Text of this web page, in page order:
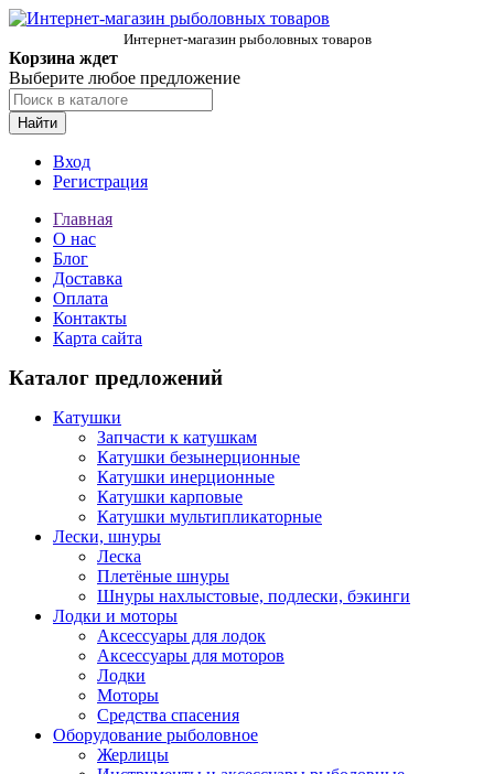
Интернет-магазин рыболовных товаров
Корзина ждет
Выберите любое предложение
Найти
Вход
Регистрация
Главная
О нас
Блог
Доставка
Оплата
Контакты
Карта сайта
Каталог предложений
Катушки
Запчасти к катушкам
Катушки безынерционные
Катушки инерционные
Катушки карповые
Катушки мультипликаторные
Лески, шнуры
Леска
Плетёные шнуры
Шнуры нахлыстовые, подлески, бэкинги
Лодки и моторы
Аксессуары для лодок
Аксессуары для моторов
Лодки
Моторы
Средства спасения
Оборудование рыболовное
Жерлицы